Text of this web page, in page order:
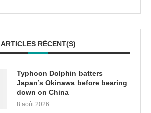
ARTICLES RÉCENT(S)
Typhoon Dolphin batters
Japan’s Okinawa before bearing
down on China
8 août 2026